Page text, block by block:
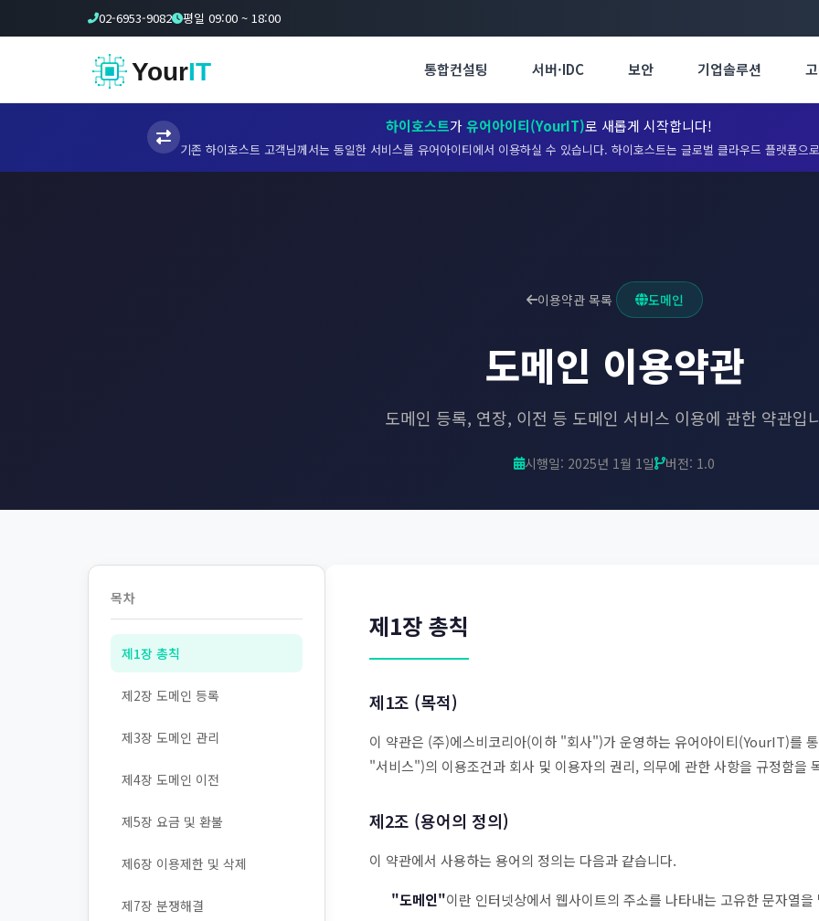
하이호스트가유어아이티(YourIT)로 새롭게 시작합니다!
기존 하이호스트 고객님께서는 동일한 서비스를 유어아이티에서 이용하실 수 있습니다. 하이호스트는 글로벌 클라우드 플랫폼으
02-6953-9082 평일 09:00 ~ 18:00
YourIT 통합컨설팅 서버·IDC 보안 기업솔루션
이용약관 목록 도메인
도메인 이용약관
도메인 등록, 연장, 이전 등 도메인 서비스 이용에 관한 약관입
시행일: 2025년 1월 1일 버전: 1.0
목차
제1장 총칙
제2장 도메인 등록
제3장 도메인 관리
제4장 도메인 이전
제5장 요금 및 환불
제6장 이용제한 및 삭제
제7장 분쟁해결
제1장 총칙
제1조 (목적)
이 약관은 (주)에스비코리아(이하 "회사")가 운영하는 유어아이티(YourIT)를
"서비스")의 이용조건과 회사 및 이용자의 권리, 의무에 관한 사항을 규정함을
제2조 (용어의 정의)
이 약관에서 사용하는 용어의 정의는 다음과 같습니다.
"도메인"이란 인터넷상에서 웹사이트의 주소를 나타내는 고유한 문자열을